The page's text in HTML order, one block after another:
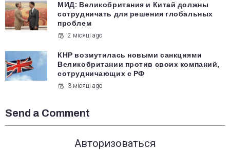
МИД: Великобритания и Китай должны
сотрудничать для решения глобальных
проблем
2 місяці ago
КНР возмутилась новыми санкциями
Великобритании против своих компаний,
сотрудничающих с РФ
3 місяці ago
Send a Comment
Авторизоваться